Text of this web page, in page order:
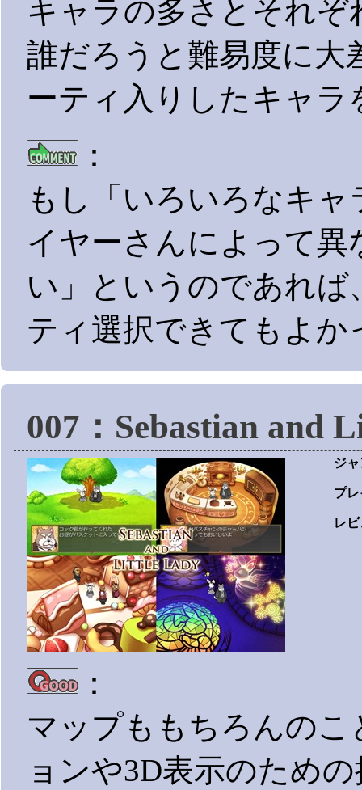
キャラの多さとそれ
誰だろうと難易度に大
ーティ入りしたキャ
：
もし「いろいろなキ
イヤーさんによって
い」というのであれ
ティ選択できてもよか
007：Sebastian and
ジ
プ
レ
：
マップももちろんの
ョンや3D表示のため